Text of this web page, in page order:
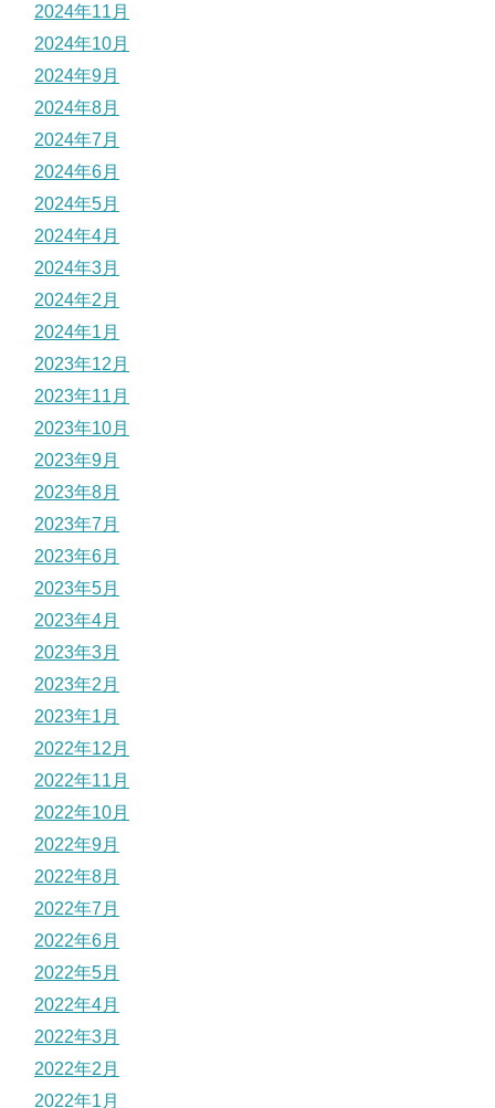
2024年11月
2024年10月
2024年9月
2024年8月
2024年7月
2024年6月
2024年5月
2024年4月
2024年3月
2024年2月
2024年1月
2023年12月
2023年11月
2023年10月
2023年9月
2023年8月
2023年7月
2023年6月
2023年5月
2023年4月
2023年3月
2023年2月
2023年1月
2022年12月
2022年11月
2022年10月
2022年9月
2022年8月
2022年7月
2022年6月
2022年5月
2022年4月
2022年3月
2022年2月
2022年1月